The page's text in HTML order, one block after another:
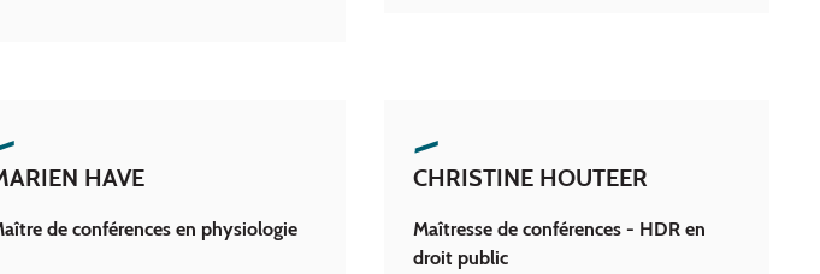
HAVE
de conférences en physiologie
CHRISTINE HOUTEER
Maîtresse de conférences - HDR en
droit public